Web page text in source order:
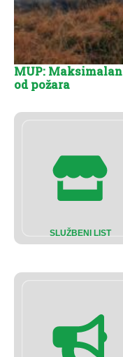
SLUŽBENI LIST
MUP:
od požara